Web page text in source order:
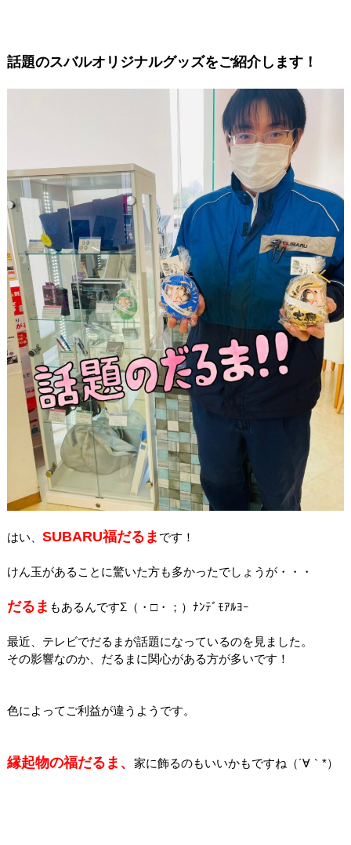
話題のスバルオリジナルグッズをご紹介します！
はい、 SUBARU福だるま です！
けん玉があることに驚いた方も多かったでしょうが・・・
だるま もあるんですΣ（・□・；）ﾅﾝﾃﾞﾓｱﾙﾖｰ
最近、テレビでだるまが話題になっているのを見ました。
その影響なのか、だるまに関心がある方が多いです！
色によってご利益が違うようです。
縁起物の福だるま、 家に飾るのもいいかもですね（´∀｀*）